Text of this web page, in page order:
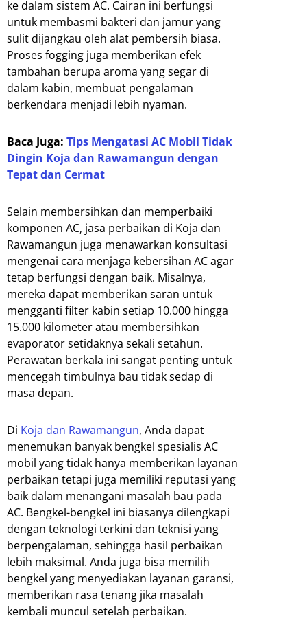
ke dalam sistem AC. Cairan ini berfungsi
untuk membasmi bakteri dan jamur yang
sulit dijangkau oleh alat pembersih biasa.
Proses fogging juga memberikan efek
tambahan berupa aroma yang segar di
dalam kabin, membuat pengalaman
berkendara menjadi lebih nyaman.
Baca Juga: Tips Mengatasi AC Mobil Tidak
Dingin Koja dan Rawamangun dengan
Tepat dan Cermat
Selain membersihkan dan memperbaiki
komponen AC, jasa perbaikan di Koja dan
Rawamangun juga menawarkan konsultasi
mengenai cara menjaga kebersihan AC agar
tetap berfungsi dengan baik. Misalnya,
mereka dapat memberikan saran untuk
mengganti filter kabin setiap 10.000 hingga
15.000 kilometer atau membersihkan
evaporator setidaknya sekali setahun.
Perawatan berkala ini sangat penting untuk
mencegah timbulnya bau tidak sedap di
masa depan.
Di Koja dan Rawamangun, Anda dapat
menemukan banyak bengkel spesialis AC
mobil yang tidak hanya memberikan layanan
perbaikan tetapi juga memiliki reputasi yang
baik dalam menangani masalah bau pada
AC. Bengkel-bengkel ini biasanya dilengkapi
dengan teknologi terkini dan teknisi yang
berpengalaman, sehingga hasil perbaikan
lebih maksimal. Anda juga bisa memilih
bengkel yang menyediakan layanan garansi,
memberikan rasa tenang jika masalah
kembali muncul setelah perbaikan.